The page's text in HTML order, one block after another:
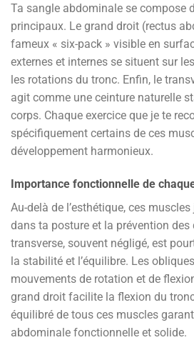
Ta sangle abdominale se compose
principaux. Le grand droit (rectus
fameux « six-pack » visible en
externes et internes se situent sur
les rotations du tronc. Enfin, le
agit comme une ceinture naturelle
corps. Chaque exercice que je te
spécifiquement certains de ces
développement harmonieux.
Importance fonctionnelle de
Au-delà de l’esthétique, ces
dans ta posture et la prévention des
transverse, souvent négligé, est
la stabilité et l’équilibre. Les
mouvements de rotation et de
grand droit facilite la flexion du
équilibré de tous ces muscles
abdominale fonctionnelle et solide.